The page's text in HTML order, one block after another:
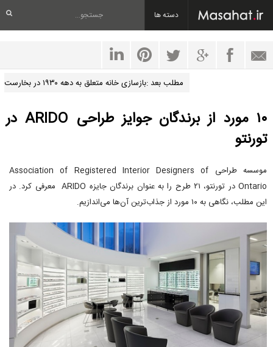
دسته ها
مطلب بعد :بازسازی خانه متعلق به دهه ۱۹۳۰ در بخارست
۱۰ مورد از برندگان جوایز طراحی ARIDO در
تورنتو
موسسه طراحی Association of Registered Interior Designers of
Ontario در تورنتو، ۲۱ طرح را به عنوان برندگان جایزه ARIDO معرفی کرد. در
این مطلب، نگاهی به ۱۰ مورد از جذاب‌ترین آن‌ها می‌اندازیم.